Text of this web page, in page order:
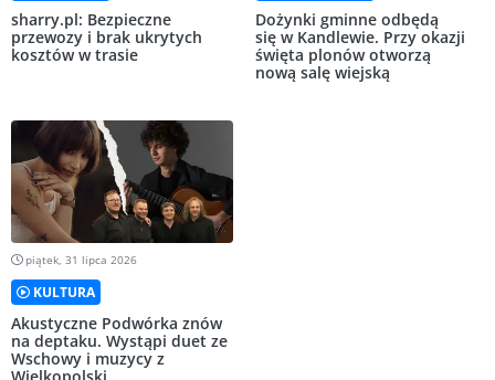
sharry.pl: Bezpieczne
przewozy i brak ukrytych
kosztów w trasie
Dożynki gminne odbędą
się w Kandlewie. Przy okazji
święta plonów otworzą
nową salę wiejską
piątek, 31 lipca 2026
KULTURA
Akustyczne Podwórka znów
na deptaku. Wystąpi duet ze
Wschowy i muzycy z